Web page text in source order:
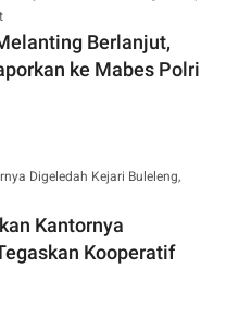
Berlanjut,
ke Mabes Polri
Kantornya
Kooperatif